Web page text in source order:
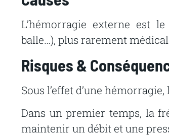
L’hémorragie externe est
balle…), plus rarement
Risques &
Sous l’effet d’une
Dans un premier temps, la
maintenir un débit et une